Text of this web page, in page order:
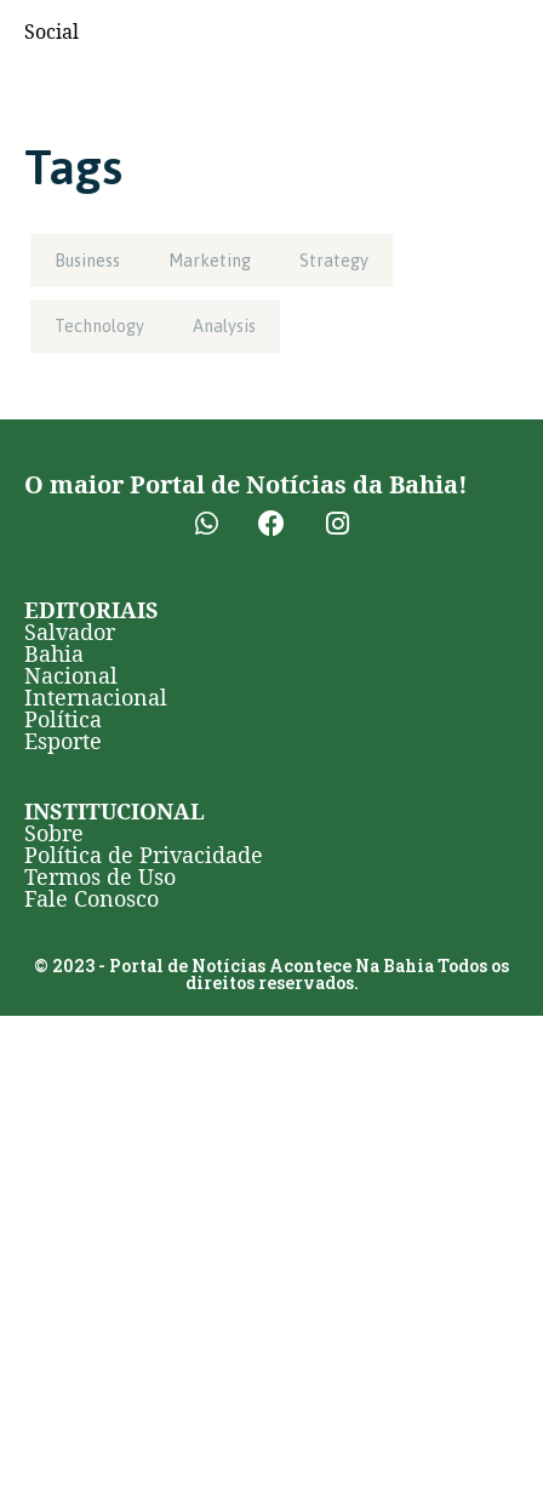
Social
Tags
Business Marketing Strategy
Technology Analysis
O maior Portal de Notícias da Bahia!
EDITORIAIS
Salvador
Bahia
Nacional
Internacional
Política
Esporte
INSTITUCIONAL
Sobre
Política de Privacidade
Termos de Uso
Fale Conosco
© 2023 - Portal de Notícias Acontece Na Bahia Todos os
direitos reservados.